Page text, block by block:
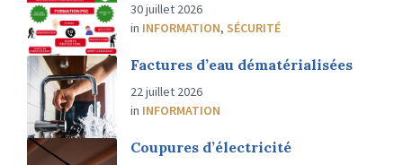
30 juillet 2026
in INFORMATION, SÉCURITÉ
Factures d’eau dématérialisées
22 juillet 2026
in INFORMATION
Coupures d’électricité